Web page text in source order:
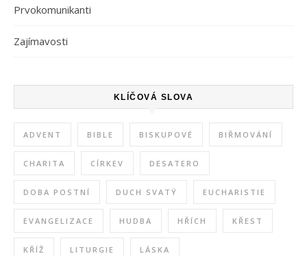
Prvokomunikanti
Zajímavosti
KLÍČOVÁ SLOVA
ADVENT BIBLE BISKUPOVÉ BIŘMOVÁNÍ
CHARITA CÍRKEV DESATERO
DOBA POSTNÍ DUCH SVATÝ EUCHARISTIE
EVANGELIZACE HUDBA HŘÍCH KŘEST
KŘÍŽ LITURGIE LÁSKA